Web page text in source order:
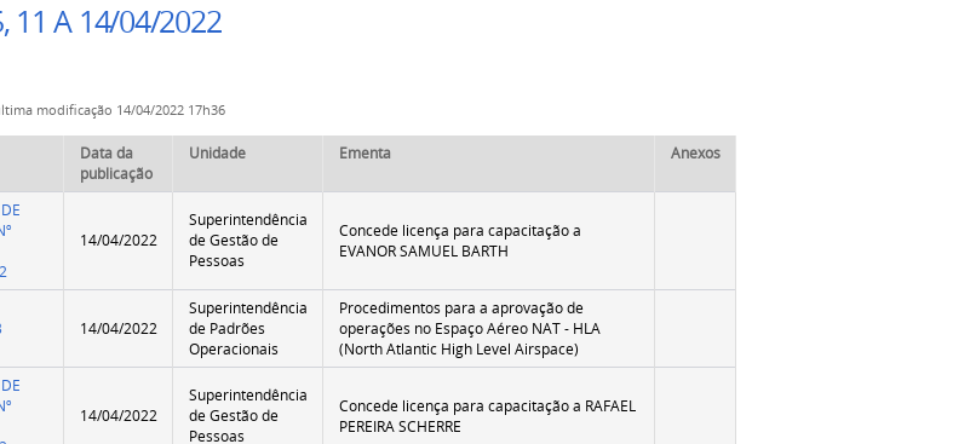
11 A 14/04/2022
modificação 14/04/2022 17h36
Data da
publicação
Unidade Ementa Anexos
14/04/2022
Superintendência
de Gestão de
Pessoas
Concede licença para capacitação a
EVANOR SAMUEL BARTH
14/04/2022
Superintendência
de Padrões
Operacionais
Procedimentos para a aprovação de
operações no Espaço Aéreo NAT - HLA
(North Atlantic High Level Airspace)
14/04/2022
Superintendência
de Gestão de
Pessoas
Concede licença para capacitação a RAFAEL
PEREIRA SCHERRE